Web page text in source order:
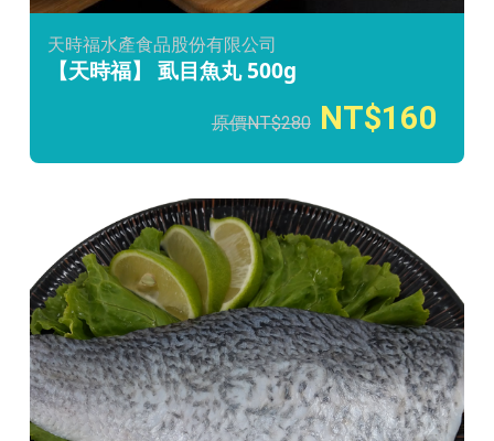
天時福水產食品股份有限公司
【天時福】 虱目魚丸 500g
280 160